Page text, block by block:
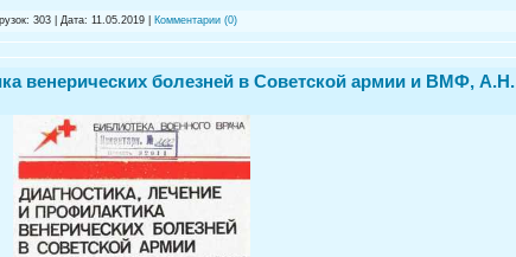
303 | Дата: 11.05.2019 Комментарии (0)
венерических болезней в Советской армии и ВМФ, А.Н.